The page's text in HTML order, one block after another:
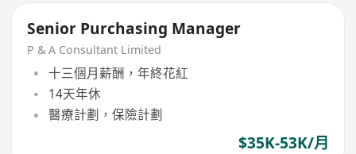
Senior Purchasing Manager
P & A Consultant Limited
十三個月薪酬，年終花紅
14天年休
醫療計劃，保險計劃
$35K-53K/月